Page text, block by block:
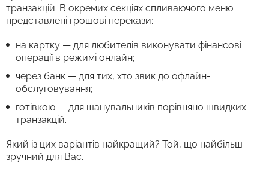
транзакцій. В окремих секціях спливаючого меню
представлені грошові перекази:
на картку — для любителів виконувати фінансові
операції в режимі онлайн;
через банк — для тих, хто звик до офлайн-
обслуговування;
готівкою — для шанувальників порівняно швидких
транзакцій.
Який із цих варіантів найкращий? Той, що найбільш
зручний для Вас.